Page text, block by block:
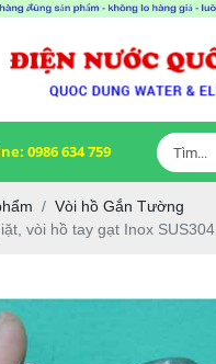
0986 634 759
Vòi hồ Gắn Tường
vòi hồ tay gạt Inox SUS304